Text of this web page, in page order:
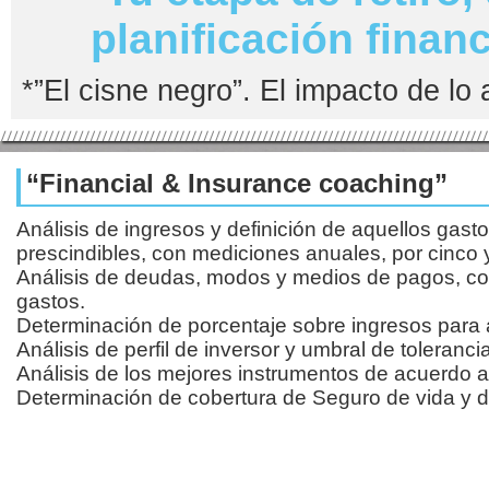
planificación
*”El cisne negro”. El impacto de lo
“Financial & Insurance coaching”
Análisis de ingresos y definición de aquellos
prescindibles, con mediciones anuales, por cinco
Análisis de deudas, modos y medios de pagos,
gastos.
Determinación de porcentaje sobre ingresos para
Análisis de perfil de inversor y umbral de
Análisis de los mejores instrumentos de acuerdo
Determinación de cobertura de Seguro de vida y